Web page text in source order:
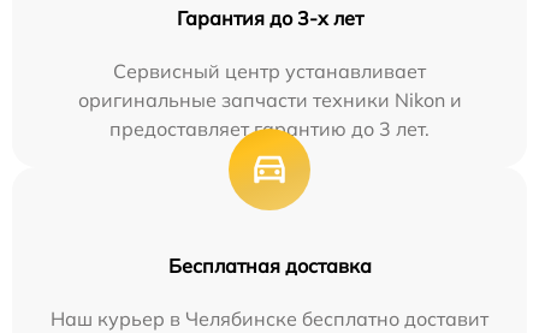
Гарантия до 3-х лет
Сервисный центр устанавливает
оригинальные запчасти техники Nikon и
предоставляет гарантию до 3 лет.
Бесплатная доставка
Наш курьер в Челябинске бесплатно доставит